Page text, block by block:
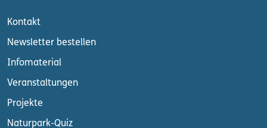
Kontakt
Newsletter bestellen
Infomaterial
Veranstaltungen
Projekte
Naturpark-Quiz